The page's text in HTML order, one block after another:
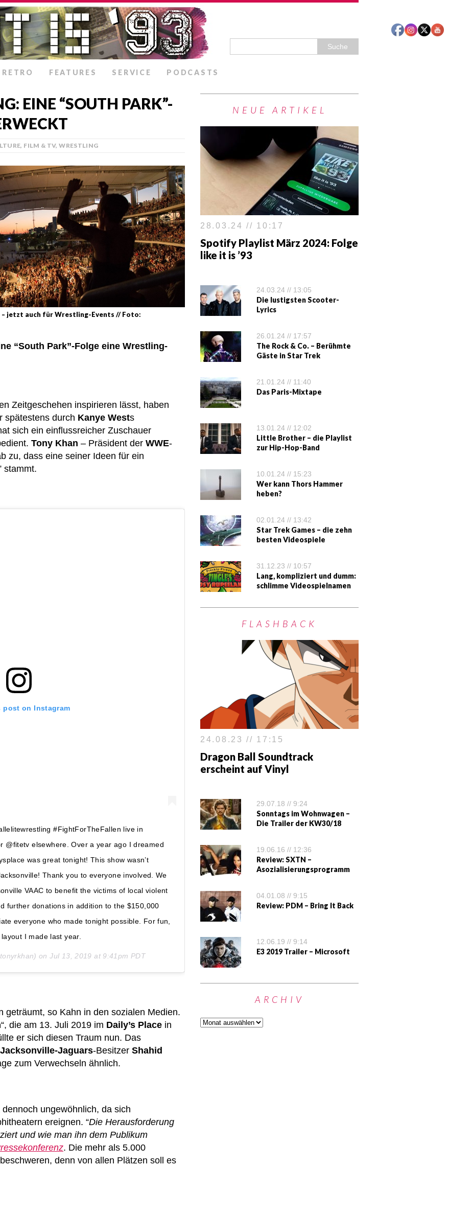
RETRO FEATURES SERVICE PODCASTS
EINE “SOUTH PARK”-
, FILM & TV,WRESTLING
jetzt auch für Wrestling-Events // Foto:
“South Park”-Folge eine Wrestling-
Zeitgeschehen inspirieren lässt, haben
spätestens durch Kanye Wests
sich ein einflussreicher Zuschauer
Tony Khan – Präsident der WWE-
zu, dass eine seiner Ideen für ein
stammt.
post on Instagram
#FightForTheFallen live in
@fitetv elsewhere. Over a year ago I dreamed
was great tonight! This show wasn’t
Thank you to everyone involved. We
VAAC to benefit the victims of local violent
further donations in addition to the $150,000
everyone who made tonight possible. For fun,
I made last year.
onJul 13, 2019 at 9:41pm PDT
geträumt, so Kahn in den sozialen Medien.
“, die am 13. Juli 2019 im Daily’s Place in
er sich diesen Traum nun. Das
Jacksonville-Jaguars-Besitzer Shahid
zum Verwechseln ähnlich.
ungewöhnlich, da sich
ereignen. “Die Herausforderung
und wie man ihn dem Publikum
. Die mehr als 5.000
denn von allen Plätzen soll es
NEUE ARTIKEL
28.03.24 // 10:17
Spotify Playlist März 2024: Folge
like it is ’93
24.03.24 // 13:05
Die lustigsten Scooter-
Lyrics
26.01.24 // 17:57
The Rock & Co. – Berühmte
Gäste in Star Trek
21.01.24 // 11:40
Das Paris-Mixtape
13.01.24 // 12:02
Little Brother – die Playlist
zur Hip-Hop-Band
10.01.24 // 15:23
Wer kann Thors Hammer
heben?
02.01.24 // 13:42
Star Trek Games – die zehn
besten Videospiele
31.12.23 // 10:57
Lang, kompliziert und dumm:
schlimme Videospielnamen
FLASHBACK
24.08.23 // 17:15
Dragon Ball Soundtrack
erscheint auf Vinyl
29.07.18 // 9:24
Sonntags im Wohnwagen –
Die Trailer der KW30/18
19.06.16 // 12:36
Review: SXTN –
Asozialisierungsprogramm
04.01.08 // 9:15
Review: PDM – Bring It Back
12.06.19 // 9:14
E3 2019 Trailer – Microsoft
ARCHIV